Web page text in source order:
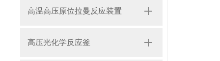
高温高压原位拉曼反应装置
高压光化学反应釜